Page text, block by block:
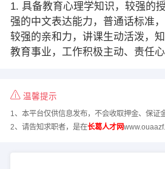
1. 具备教育心理学知识，较强的
强的中文表达能力，普通话标准
较强的亲和力，讲课生动活泼，
教育事业，工作积极主动、责任心
温馨提示
1、本平台仅供信息发布，不会收取押金、保证
2、请告知求职者，是在长葛人才网